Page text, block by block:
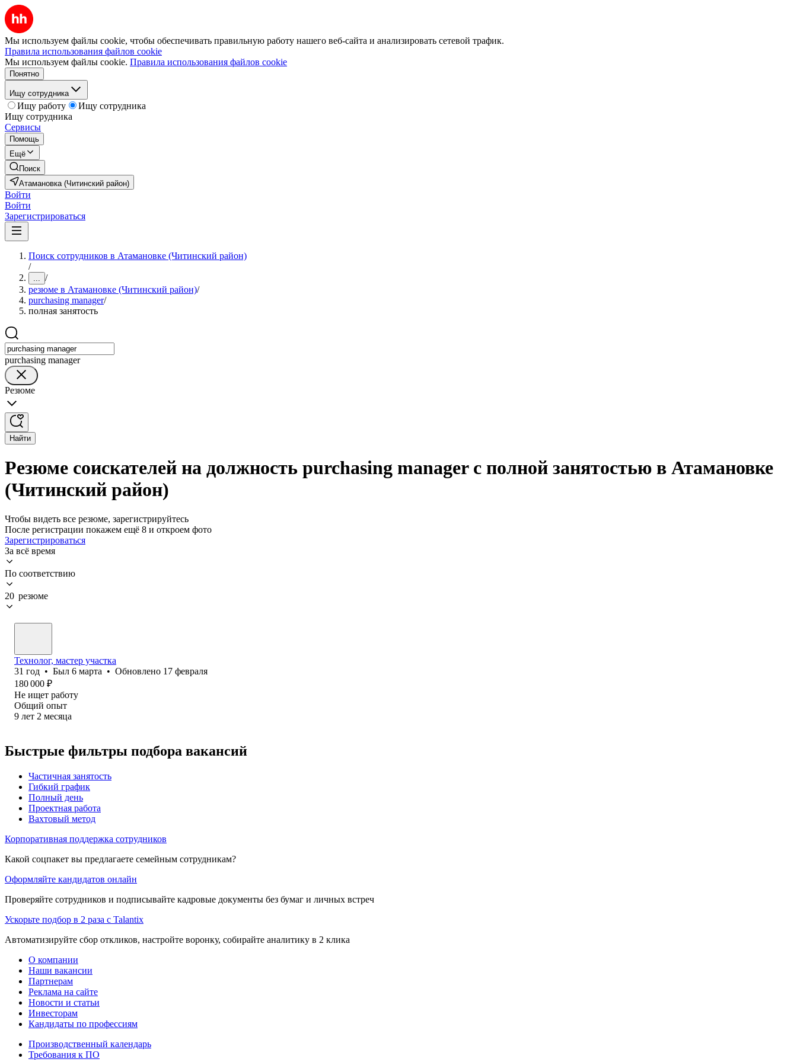
Мы используем файлы cookie, чтобы обеспечивать правильную работу нашего веб-сайта и анализировать сетевой трафик.
Правила использования файлов cookie
Мы используем файлы cookie. Правила использования файлов cookie
Понятно
Ищу сотрудника
Ищу работу
Ищу сотрудника
Ищу сотрудника
Сервисы
Помощь
Ещё
Поиск
Атамановка (Читинский район)
Войти
Войти
Зарегистрироваться
Поиск сотрудников в Атамановке (Читинский район)
/
... /
резюме в Атамановке (Читинский район)/
purchasing manager/
полная занятость
purchasing manager
Резюме
Найти
Резюме соискателей на должность purchasing manager с полной занятостью в Атамановке
(Читинский район)
Чтобы видеть все резюме, зарегистрируйтесь
После регистрации покажем ещё 8 и откроем фото
Зарегистрироваться
За всё время
По соответствию
20 резюме
Технолог, мастер участка
31 год • Был 6 марта • Обновлено 17 февраля
180 000 ₽
Не ищет работу
Общий опыт
9 лет 2 месяца
Быстрые фильтры подбора вакансий
Частичная занятость
Гибкий график
Полный день
Проектная работа
Вахтовый метод
Корпоративная поддержка сотрудников
Какой соцпакет вы предлагаете семейным сотрудникам?
Оформляйте кандидатов онлайн
Проверяйте сотрудников и подписывайте кадровые документы без бумаг и личных встреч
Ускорьте подбор в 2 раза с Talantix
Автоматизируйте сбор откликов, настройте воронку, собирайте аналитику в 2 клика
О компании
Наши вакансии
Партнерам
Реклама на сайте
Новости и статьи
Инвесторам
Кандидаты по профессиям
Производственный календарь
Требования к ПО